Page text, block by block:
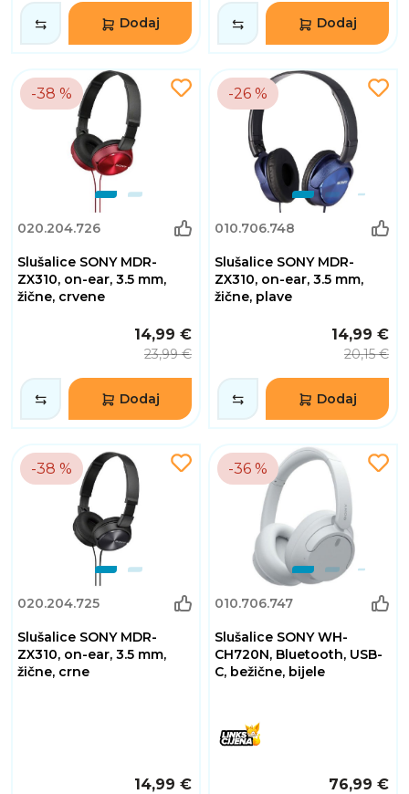
Dodaj Dodaj
-38 %
020.204.726
Slušalice SONY MDR-
ZX310, on-ear, 3.5 mm,
žične, crvene
14,99 €
23,99 €
Dodaj
-26 %
010.706.748
Slušalice SONY MDR-
ZX310, on-ear, 3.5 mm,
žične, plave
14,99 €
20,15 €
Dodaj
-38 %
020.204.725
Slušalice SONY MDR-
ZX310, on-ear, 3.5 mm,
žične, crne
14,99 €
-36 %
010.706.747
Slušalice SONY WH-
CH720N, Bluetooth, USB-
C, bežične, bijele
76,99 €